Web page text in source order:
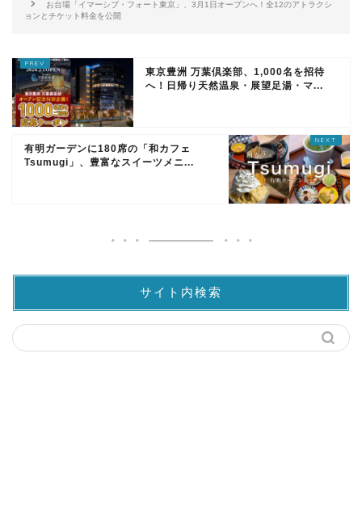
お台場「イマーシブ・フォート東京」、3月1日オープンへ！全12のアトラクシ
ョンとチケット料金を公開
東京豊洲 万葉倶楽部、1,000名を招待
へ！日帰り天然温泉・展望足湯・マ...
有明ガーデンに180席の「和カフェ
Tsumugi」、豊富なスイーツメニ...
サイト内検索